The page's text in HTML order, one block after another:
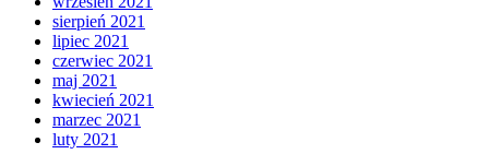
sierpień 2021
lipiec 2021
czerwiec 2021
maj 2021
kwiecień 2021
marzec 2021
luty 2021